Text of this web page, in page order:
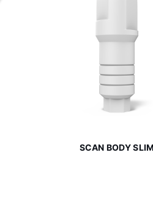
Aperçu rapide
SCAN BODY SLIM